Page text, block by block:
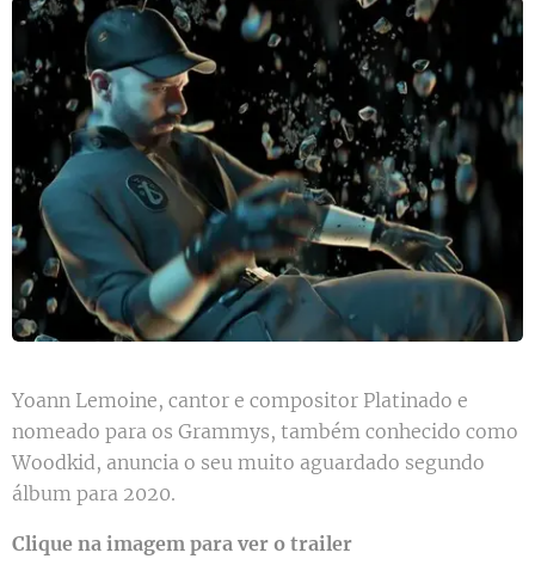
Yoann Lemoine, cantor e compositor Platinado e
nomeado para os Grammys, também conhecido como
Woodkid, anuncia o seu muito aguardado segundo
álbum para 2020.
Clique na imagem para ver o trailer